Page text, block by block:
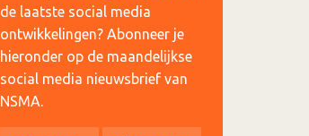
de laatste social media
ontwikkelingen? Abonneer je
hieronder op de maandelijkse
social media nieuwsbrief van
NSMA.